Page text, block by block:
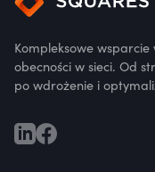
Kompleksowe
obecności w sieci. Od
po wdrożenie i